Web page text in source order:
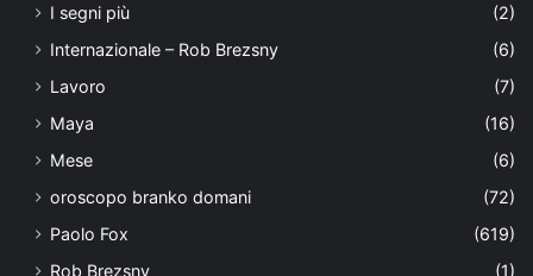
I segni più
(2)
Internazionale – Rob Brezsny
(6)
Lavoro
(7)
Maya
(16)
Mese
(6)
oroscopo branko domani
(72)
Paolo Fox
(619)
Rob Brezsny
(1)